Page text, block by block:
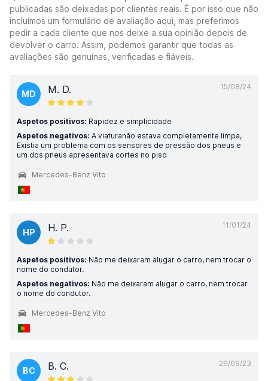
publicadas são deixadas por clientes reais. É por isso que não
incluímos um formulário de avaliação aqui, mas preferimos
pedir a cada cliente que nos deixe a sua opinião depois de
devolver o carro. Assim, podemos garantir que todas as
avaliações são genuínas, verificadas e fiáveis.
15/08/24
MD M. D.
Aspetos positivos: Rapidez e simplicidade
Aspetos negativos: A viaturanão estava completamente limpa,
Existia um problema com os sensores de pressão dos pneus e
um dos pneus apresentava cortes no piso
Mercedes-Benz Vito
11/01/24
HP H. P.
Aspetos positivos: Não me deixaram alugar o carro, nem trocar o
nome do condutor.
Aspetos negativos: Não me deixaram alugar o carro, nem trocar
o nome do condutor.
Mercedes-Benz Vito
29/09/23
BC B. C.